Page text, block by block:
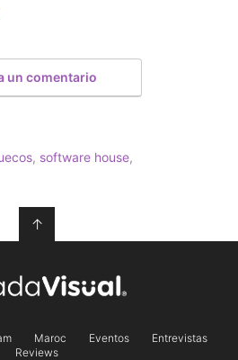
un comentario
, software house,
↑
Maroc Eventos
Entrevistas
Reviews